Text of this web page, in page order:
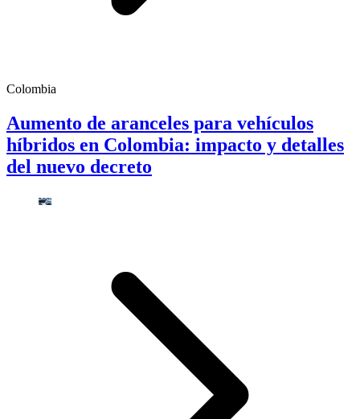
Colombia
Aumento de aranceles para vehículos
híbridos en Colombia: impacto y detalles
del nuevo decreto